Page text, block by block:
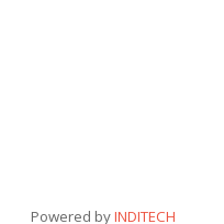
Powered byINDITECH